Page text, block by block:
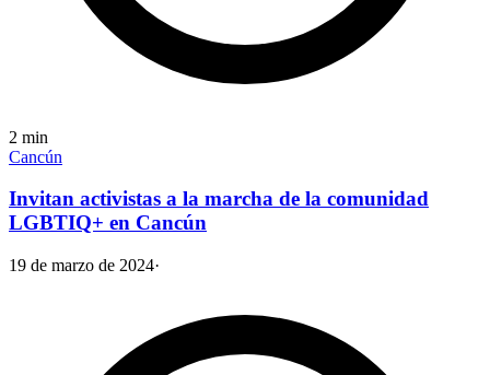
2 min
Cancún
Invitan activistas a la marcha de la comunidad
LGBTIQ+ en Cancún
19 de marzo de 2024·